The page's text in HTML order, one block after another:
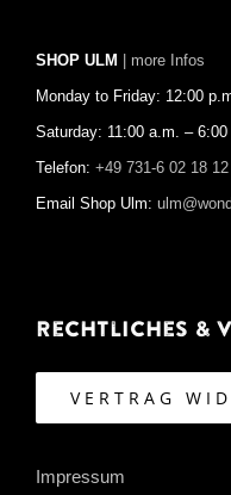
SHOP ULM | more Infos
Monday to Friday: 12:00
Saturday: 11:00 a.m. – 6:00
Telefon: +49 731-6 02 18 12
Email Shop Ulm:
Rechtliches &
VERTRAG
Impressum